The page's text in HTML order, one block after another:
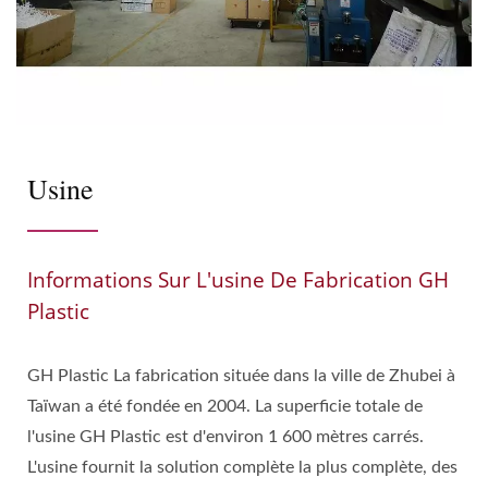
Usine
Informations Sur L'usine De Fabrication GH
Plastic
GH Plastic La fabrication située dans la ville de Zhubei à
Taïwan a été fondée en 2004. La superficie totale de
l'usine GH Plastic est d'environ 1 600 mètres carrés.
L'usine fournit la solution complète la plus complète, des